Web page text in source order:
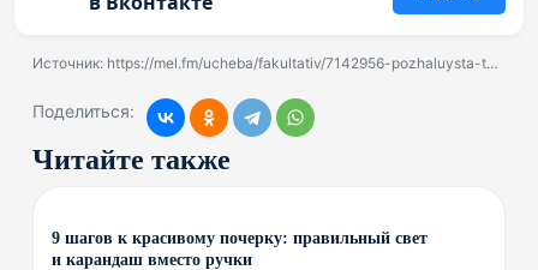
Источник: https://mel.fm/ucheba/fakultativ/7142956-pozhaluysta-tolko-ne-v-muzey-pochemu-detyam-skuchno-na-ekskursiyakh-i-5-sovetov-kak-eto-izmenit
Поделиться:
Читайте также
9 шагов к красивому почерку: правильный свет
и карандаш вместо ручки